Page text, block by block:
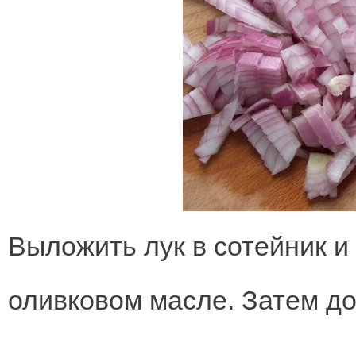
Выложить лук в сотейник
оливковом масле. Затем